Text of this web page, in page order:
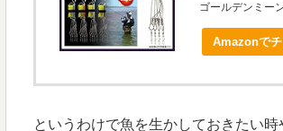
ゴールデンミー
Amazonで
というわけで魚を生かしておきたい